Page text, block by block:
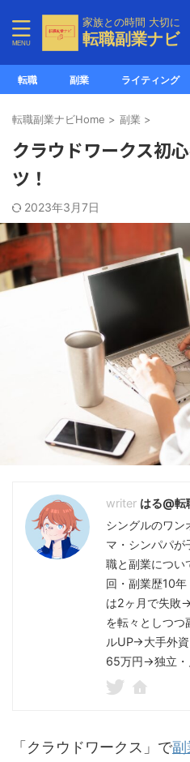
家族との時間 大切に
転職副業ナビ
転職 副業 ライティング
転職副業ナビHome > 副業 >
クラウドワークス初
ツ！
2023年3月7日
はる@転
シングルのワン
マ・シンパパが
職と副業につい
回・副業歴10
は2ヶ月で失敗
を転々としつ
ルUP→大手外
65万円→独立
「クラウドワークス」で副